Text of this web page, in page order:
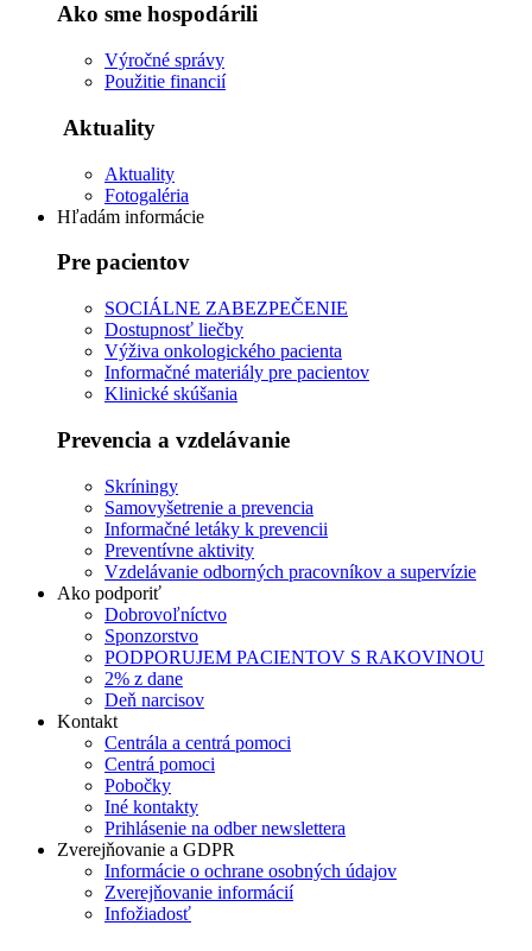
Ako sme hospodárili
Výročné správy
Použitie financií
Aktuality
Aktuality
Fotogaléria
Hľadám informácie
Pre pacientov
SOCIÁLNE ZABEZPEČENIE
Dostupnosť liečby
Výživa onkologického pacienta
Informačné materiály pre pacientov
Klinické skúšania
Prevencia a vzdelávanie
Skríningy
Samovyšetrenie a prevencia
Informačné letáky k prevencii
Preventívne aktivity
Vzdelávanie odborných pracovníkov a supervízie
Ako podporiť
Dobrovoľníctvo
Sponzorstvo
PODPORUJEM PACIENTOV S RAKOVINOU
2% z dane
Deň narcisov
Kontakt
Centrála a centrá pomoci
Centrá pomoci
Pobočky
Iné kontakty
Prihlásenie na odber newslettera
Zverejňovanie a GDPR
Informácie o ochrane osobných údajov
Zverejňovanie informácií
Infožiadosť